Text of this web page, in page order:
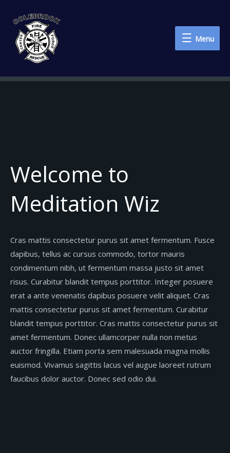
Menu
Menu
Welcome to
Meditation Wiz
Cras mattis consectetur purus sit amet fermentum. Fusce
dapibus, tellus ac cursus commodo, tortor mauris
condimentum nibh, ut fermentum massa justo sit amet
risus. Curabitur blandit tempus porttitor. Integer posuere
erat a ante venenatis dapibus posuere velit aliquet. Cras
mattis consectetur purus sit amet fermentum. Curabitur
blandit tempus porttitor. Cras mattis consectetur purus sit
amet fermentum. Donec ullamcorper nulla non metus
auctor fringilla. Etiam porta sem malesuada magna mollis
euismod. Vivamus sagittis lacus vel augue laoreet rutrum
faucibus dolor auctor. Donec sed odio dui.